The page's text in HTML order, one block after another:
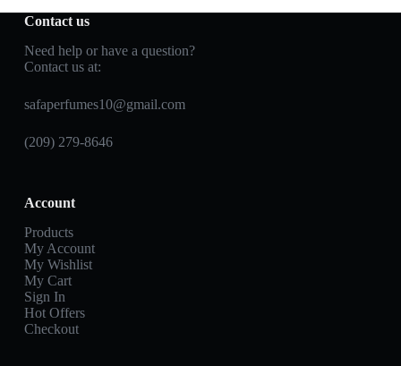
Contact us
Need help or have a question?
Contact us at:
safaperfumes10@gmail.com
(209) 279-8646
Account
Products
My Account
My Wishlist
My Cart
Sign In
Hot Offers
Checkout